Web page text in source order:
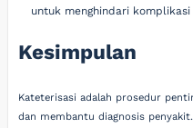
untuk menghindari
Kesimpulan
Kateterisasi adalah prosedur
dan membantu diagnosis